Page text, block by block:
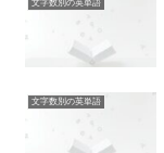
文字数別の英単語
文字数別の英単語